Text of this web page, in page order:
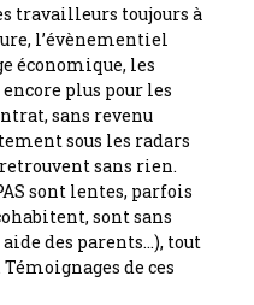
travailleurs toujours à
l’évènementiel
économique, les
plus pour les
sans revenu
sous les radars
sans rien.
sont lentes, parfois
sont sans
des parents…), tout
de ces